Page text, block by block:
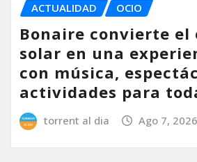
ACTUALIDAD OCIO
Bonaire convierte el
solar en una
con música,
actividades para
torrent al dia Ago 7, 2026